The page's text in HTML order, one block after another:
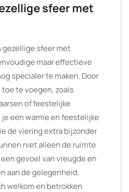
sfeer met
gezellige sfeer met
maar effectieve
specialer te maken. Door
te voegen, zoals
of feestelijke
een warme en feestelijke
de viering extra bijzonder
niet alleen de ruimte
gevoel van vreugde en
aan de gelegenheid,
welkom en betrokken